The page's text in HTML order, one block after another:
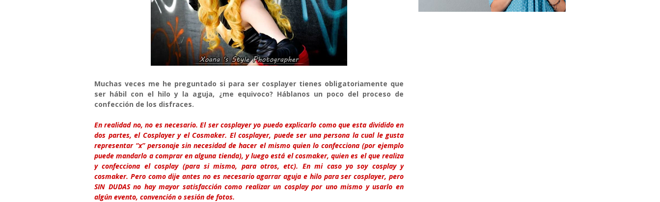
Muchas veces me he preguntado si para ser cosplayer tienes obligatoriamente que
ser hábil con el hilo y la aguja, ¿me equivoco? Háblanos un poco del proceso de
confección de los disfraces.
En realidad no, no es necesario. El ser cosplayer yo puedo explicarlo como que esta dividido en
dos partes, el Cosplayer y el Cosmaker. El cosplayer, puede ser una persona la cual le gusta
representar “x” personaje sin necesidad de hacer el mismo quien lo confecciona (por ejemplo
puede mandarlo a comprar en alguna tienda), y luego está el cosmaker, quien es el que realiza
y confecciona el cosplay (para si mismo, para otros, etc). En mi caso yo soy cosplay y
cosmaker. Pero como dije antes no es necesario agarrar aguja e hilo para ser cosplayer, pero
SIN DUDAS no hay mayor satisfacción como realizar un cosplay por uno mismo y usarlo en
algún evento, convención o sesión de fotos.